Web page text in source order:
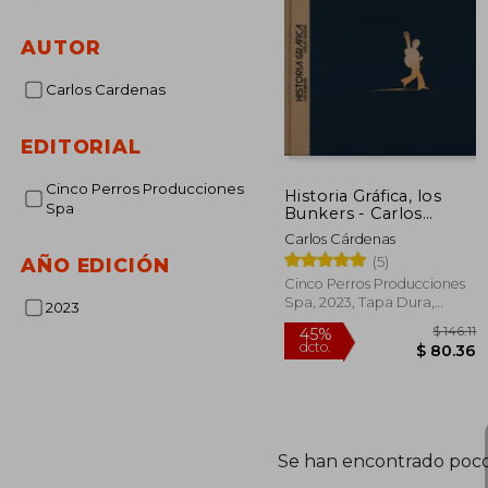
AUTOR
Carlos Cardenas
EDITORIAL
Cinco Perros Producciones
Spa
AÑO EDICIÓN
2023
Historia Gráfica, los
Bunkers - Carlos
Cadenas, 2001-2022
Carlos Cárdenas
(5)
Cinco Perros Producciones
Spa, 2023, Tapa Dura,
Nuevo
Se han encontrado